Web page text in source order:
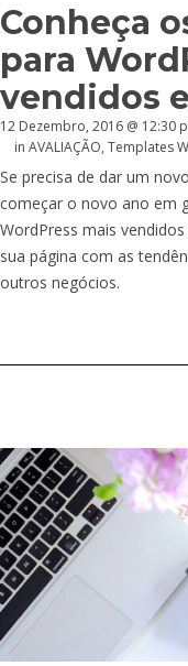
Conheça
para
vendidos
12 Dezembro, 2016 @ 12:30
in AVALIAÇÃO, Templates
Se precisa de dar um
começar o novo ano em
WordPress mais
sua página com as
outros negócios.